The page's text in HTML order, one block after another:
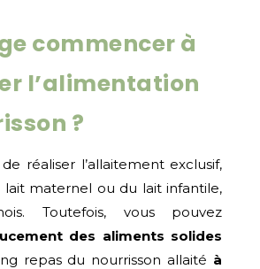
commencer à
l’alimentation
?
réaliser l’allaitement exclusif,
lait maternel ou du lait infantile,
Toutefois, vous pouvez
des aliments solides
repas du nourrisson allaité à